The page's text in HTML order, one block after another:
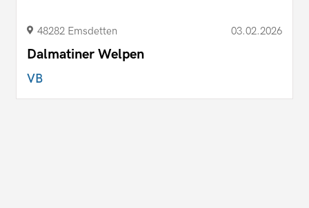
48282 Emsdetten 03.02.2026
Dalmatiner Welpen
VB